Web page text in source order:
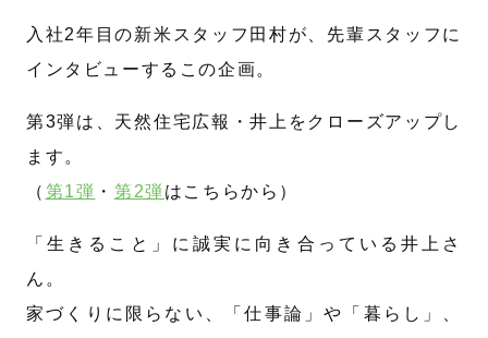
入社2年目の新米スタッフ田村が、先輩スタッフに
インタビューするこの企画。
第3弾は、天然住宅広報・井上をクローズアップし
ます。
（ 第1弾 ・第2弾はこちらから）
「生きること」に誠実に向き合っている井上さ
ん。
家づくりに限らない、「仕事論」や「暮らし」、